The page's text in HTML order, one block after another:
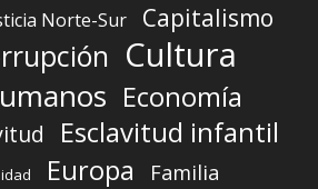
Norte-Sur Capitalismo
Cultura
Economía
Esclavitud infantil
Europa Familia